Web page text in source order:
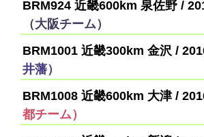
BRM924 近畿600km 泉佐野 /
（大阪チーム）
BRM1001 近畿300km 金沢 /
井藩）
BRM1008 近畿600km 大津 /
都チーム）